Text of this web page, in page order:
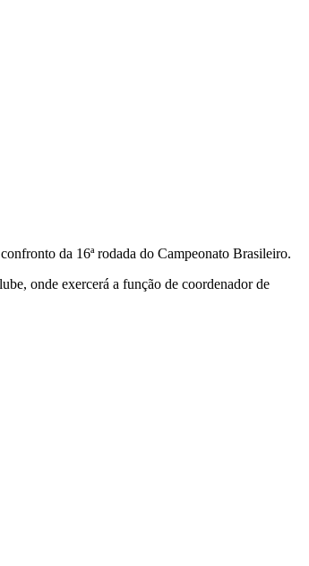
da 16ª rodada do Campeonato Brasileiro.
onde exercerá a função de coordenador de